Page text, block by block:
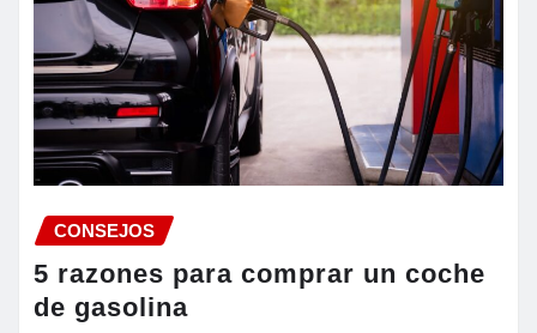
CONSEJOS
5 razones para comprar un coche
de gasolina